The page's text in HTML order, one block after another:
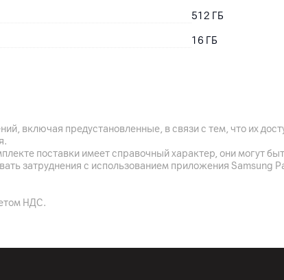
512 ГБ
16 ГБ
nano-SIM
да
включая предустановленные, в связи с тем, что их
поставки имеет справочный характер, они могут
затруднения с использованием приложения Samsung
НДС.